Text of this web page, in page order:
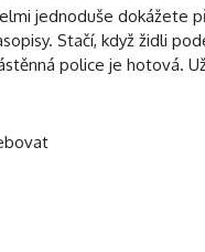
jednoduše dokážete
Stačí, když židli
police je hotová.